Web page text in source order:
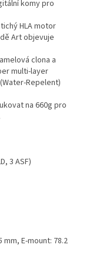
komy pro
HLA motor
Art objevuje
clona a
multi-layer
Repelent)
na 660g pro
3 ASF)
mm, E-mount: 78.2